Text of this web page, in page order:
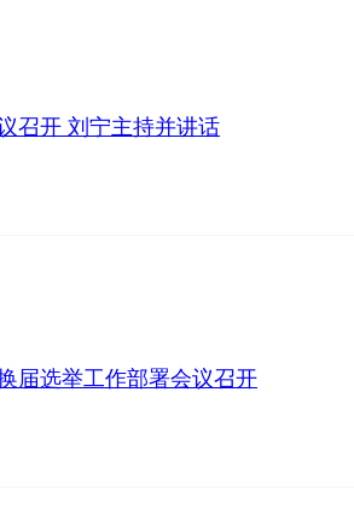
召开 刘宁主持并讲话
届选举工作部署会议召开